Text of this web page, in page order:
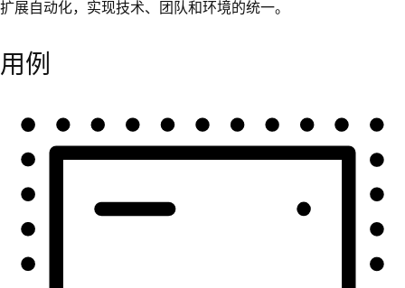
扩展自动化，实现技术、团队和环境的统一。
用例